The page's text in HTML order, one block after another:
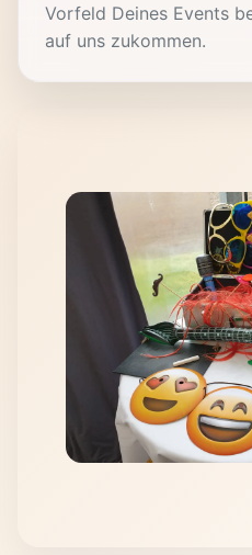
Vorfeld Deines Events
auf uns zukommen.